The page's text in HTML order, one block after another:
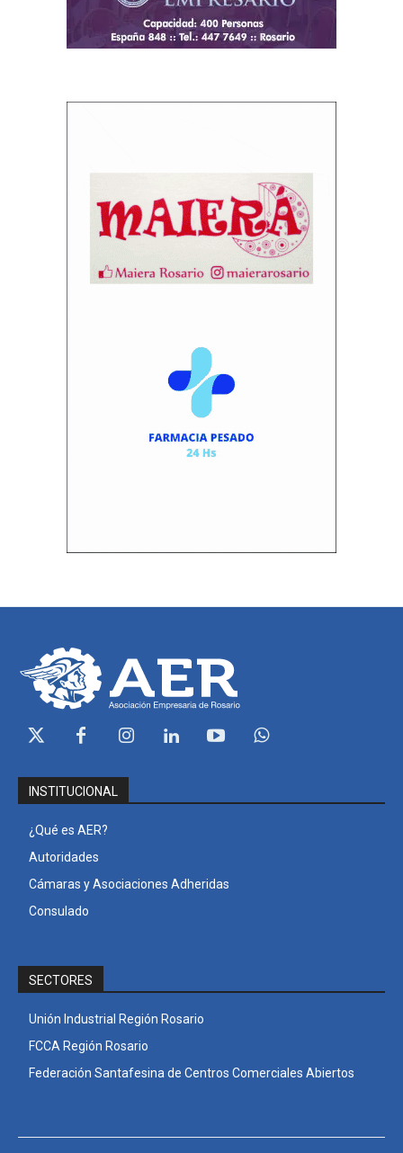
INSTITUCIONAL
¿Qué es AER?
Autoridades
Cámaras y Asociaciones Adheridas
Consulado
SECTORES
Unión Industrial Región Rosario
FCCA Región Rosario
Federación Santafesina de Centros Comerciales Abiertos